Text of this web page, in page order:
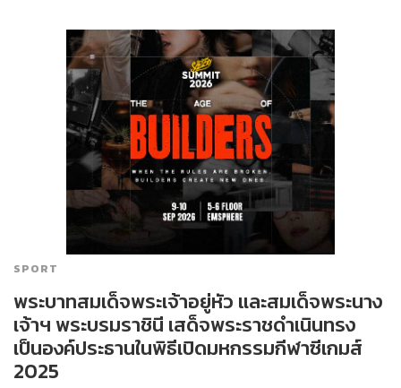
SPORT
พระบาทสมเด็จพระเจ้าอยู่หัว และสมเด็จพระนาง
เจ้าฯ พระบรมราชินี เสด็จพระราชดำเนินทรง
เป็นองค์ประธานในพิธีเปิดมหกรรมกีฬาซีเกมส์
2025